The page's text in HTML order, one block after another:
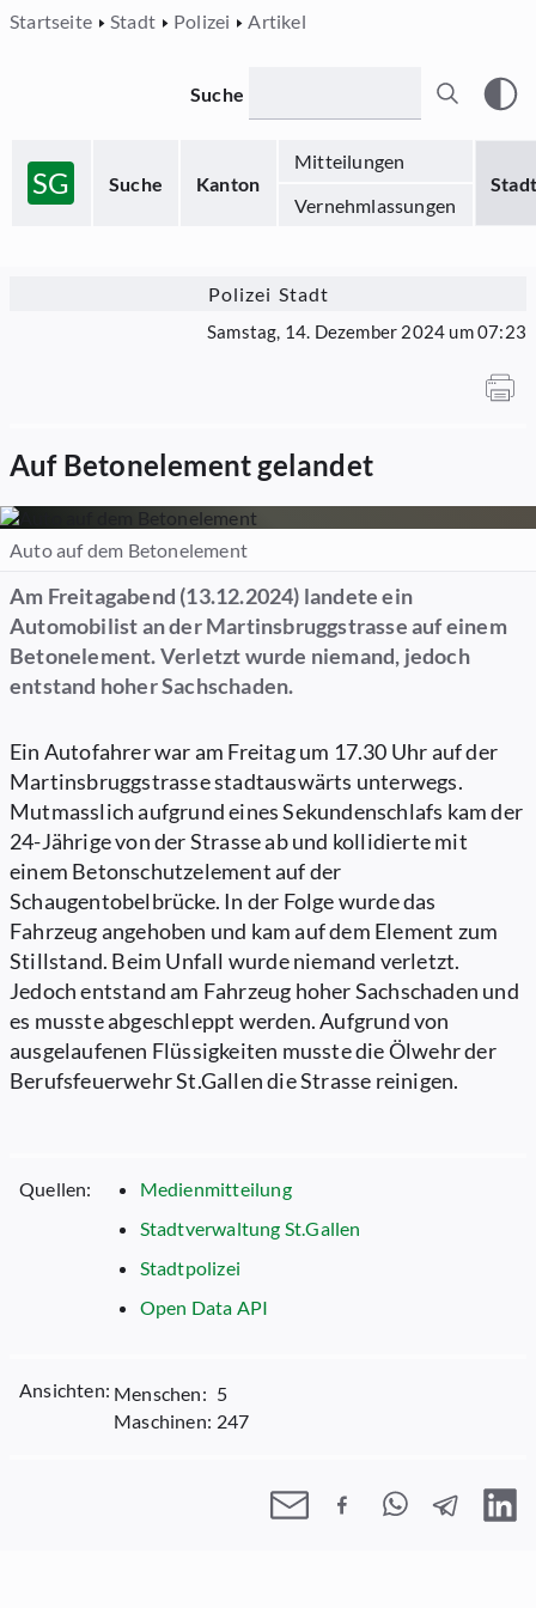
Startseite Stadt Polizei Artikel
SG Suche Kanton
Mitteilungen
Stadt
Vernehmlassungen
Suche
Polizei Stadt
Samstag, 14. Dezember 2024 um 07:23
Auf Betonelement gelandet
Auto auf dem Betonelement
Am Freitagabend (13.12.2024) landete ein
Automobilist an der Martinsbruggstrasse auf einem
Betonelement. Verletzt wurde niemand, jedoch
entstand hoher Sachschaden.
Ein Autofahrer war am Freitag um 17.30 Uhr auf der
Martinsbruggstrasse stadtauswärts unterwegs.
Mutmasslich aufgrund eines Sekundenschlafs kam der
24-Jährige von der Strasse ab und kollidierte mit
einem Betonschutzelement auf der
Schaugentobelbrücke. In der Folge wurde das
Fahrzeug angehoben und kam auf dem Element zum
Stillstand. Beim Unfall wurde niemand verletzt.
Jedoch entstand am Fahrzeug hoher Sachschaden und
es musste abgeschleppt werden. Aufgrund von
ausgelaufenen Flüssigkeiten musste die Ölwehr der
Berufsfeuerwehr St.Gallen die Strasse reinigen.
Quellen:
Medienmitteilung
Stadtverwaltung St.Gallen
Stadtpolizei
Open Data API
Ansichten: Menschen: 5
Maschinen: 247